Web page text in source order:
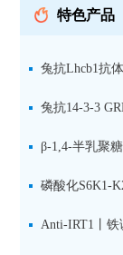
特色产品
兔抗Lhcb1抗
中含量丰富的
兔抗14-3-3
全面捕获植物
β-1,4-半乳聚
果胶多糖精细
磷酸化S6K1-
蛋白1-2的激
Anti-IRT1丨